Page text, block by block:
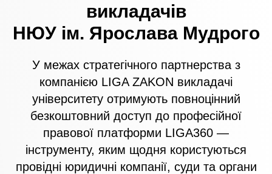
викладачів
НЮУ ім. Ярослава Мудрого
У межах стратегічного партнерства з
компанією LIGA ZAKON викладачі
університету отримують повноцінний
безкоштовний доступ до професійної
правової платформи LIGA360 —
інструменту, яким щодня користуються
провідні юридичні компанії, суди та органи